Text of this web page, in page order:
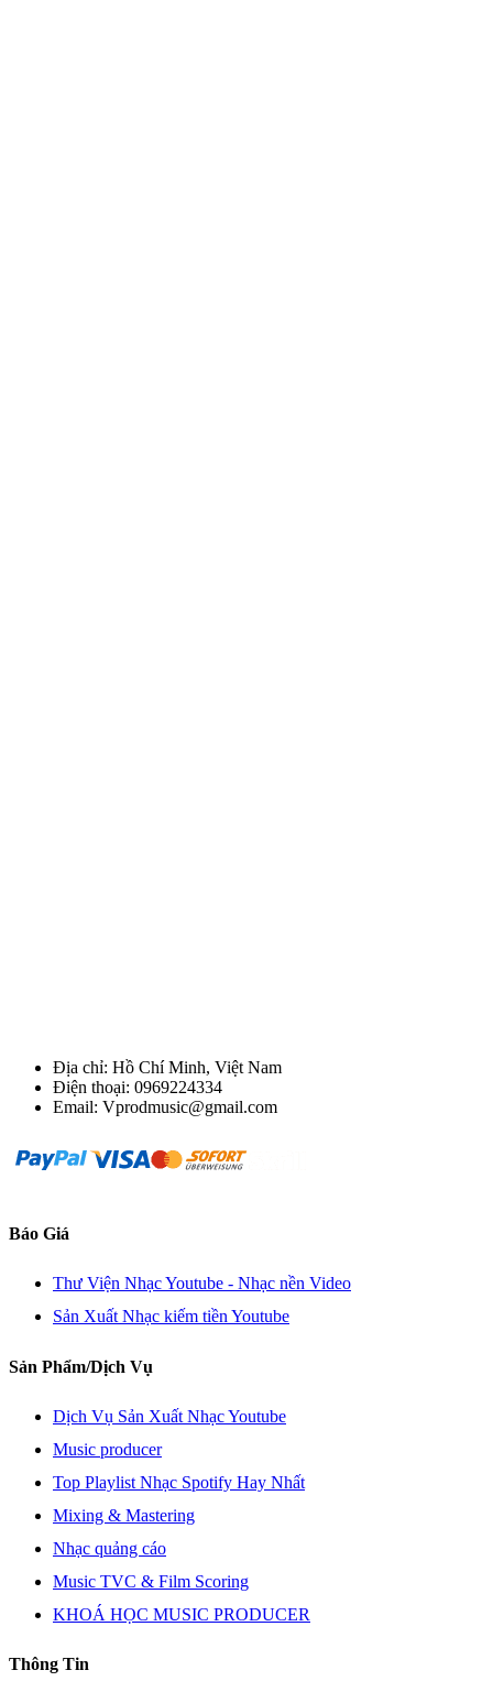
Địa chỉ: Hồ Chí Minh, Việt Nam
Điện thoại: 0969224334
Email: Vprodmusic@gmail.com
Báo Giá
Thư Viện Nhạc Youtube - Nhạc nền Video
Sản Xuất Nhạc kiếm tiền Youtube
Sản Phẩm/Dịch Vụ
Dịch Vụ Sản Xuất Nhạc Youtube
Music producer
Top Playlist Nhạc Spotify Hay Nhất
Mixing & Mastering
Nhạc quảng cáo
Music TVC & Film Scoring
KHOÁ HỌC MUSIC PRODUCER
Thông Tin